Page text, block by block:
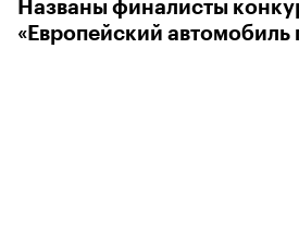
Названы финалисты
«Европейский автомобиль